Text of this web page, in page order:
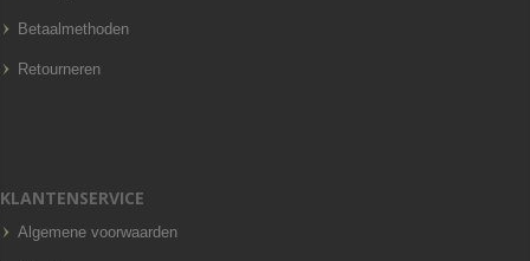
Betaalmethoden
Retourneren
KLANTENSERVICE
Algemene voorwaarden